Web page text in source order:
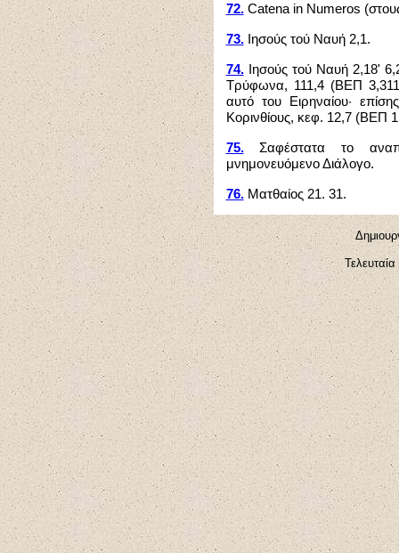
72.Catena in Numeros
73.Ιησούς τού Ναυή 2,1.
74.Ιησούς τού Ναυή 2,18'
Τρύφωνα, 111,4 (ΒΕΠ
αυτό του Ειρηναίου·
Κορινθίους, κεφ. 12,7 (ΒΕΠ
75.Σαφέστατα το
μνημονευόμενο Διάλογο.
76.Ματθαίος 21. 31.